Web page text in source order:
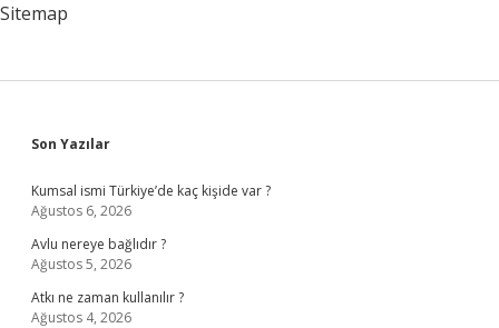
Sitemap
Sidebar
Son Yazılar
Kumsal ismi Türkiye’de kaç kişide var ?
Ağustos 6, 2026
Avlu nereye bağlıdır ?
Ağustos 5, 2026
Atkı ne zaman kullanılır ?
Ağustos 4, 2026